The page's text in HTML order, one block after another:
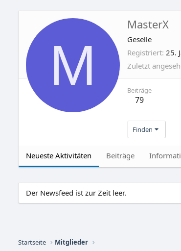
M
MasterX
Geselle
Registriert 25.
Zuletzt
Beiträge
79
Finden
Neueste Aktivitäten Beiträge
Der Newsfeed ist zur Zeit leer.
Startseite Mitglieder